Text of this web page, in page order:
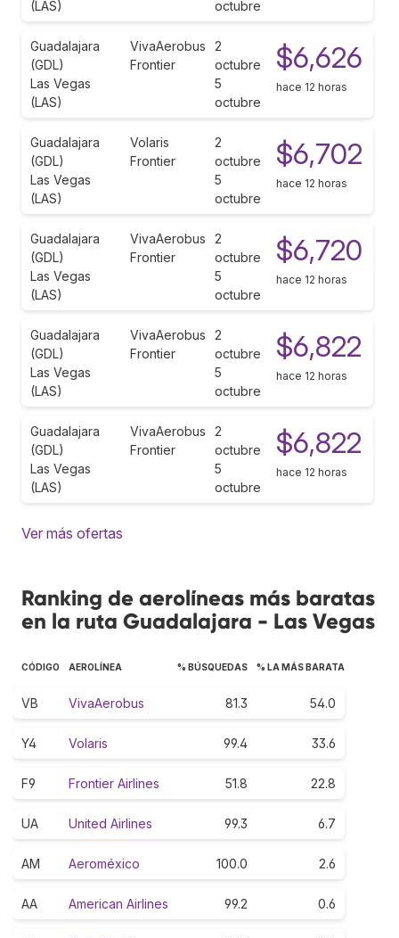
(LAS) octubre
Guadalajara
(GDL)
Las Vegas
(LAS)
VivaAerobus
Frontier
2
octubre
5
octubre
$6,626
hace 12 horas
Guadalajara
(GDL)
Las Vegas
(LAS)
Volaris
Frontier
2
octubre
5
octubre
$6,702
hace 12 horas
Guadalajara
(GDL)
Las Vegas
(LAS)
VivaAerobus
Frontier
2
octubre
5
octubre
$6,720
hace 12 horas
Guadalajara
(GDL)
Las Vegas
(LAS)
VivaAerobus
Frontier
2
octubre
5
octubre
$6,822
hace 12 horas
Guadalajara
(GDL)
Las Vegas
(LAS)
VivaAerobus
Frontier
2
octubre
5
octubre
$6,822
hace 12 horas
Ver más ofertas
Ranking de aerolíneas más baratas
en la ruta Guadalajara - Las Vegas
CÓDIGO AEROLÍNEA % BÚSQUEDAS % LA MÁS BARATA
VB VivaAerobus 81.3 54.0
Y4 Volaris 99.4 33.6
F9 Frontier Airlines 51.8 22.8
UA United Airlines 99.3 6.7
AM Aeroméxico 100.0 2.6
AA American Airlines 99.2 0.6